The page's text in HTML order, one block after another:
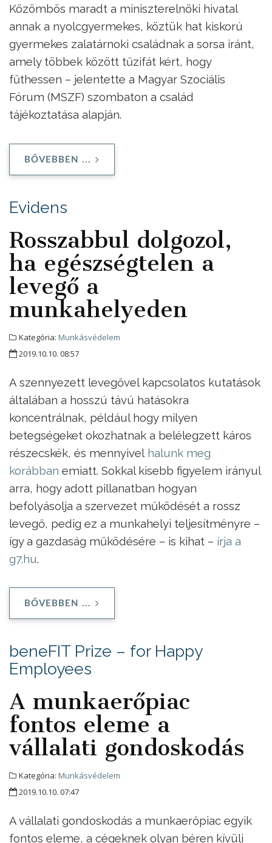
Közömbös maradt a miniszterelnöki hivatal
annak a nyolcgyermekes, köztük hat kiskorú
gyermekes zalatárnoki családnak a sorsa iránt,
amely többek között tűzifát kért, hogy
fűthessen – jelentette a Magyar Szociális
Fórum (MSZF) szombaton a család
tájékoztatása alapján.
BŐVEBBEN ...
Evidens
Rosszabbul dolgozol,
ha egészségtelen a
levegő a
munkahelyeden
Kategória: Munkásvédelem
2019.10.10. 08:57
A szennyezett levegővel kapcsolatos kutatások
általában a hosszú távú hatásokra
koncentrálnak, például hogy milyen
betegségeket okozhatnak a belélegzett káros
részecskék, és mennyivel halunk meg
korábban emiatt. Sokkal kisebb figyelem irányul
arra, hogy adott pillanatban hogyan
befolyásolja a szervezet működését a rossz
levegő, pedig ez a munkahelyi teljesítményre –
így a gazdaság működésére – is kihat – írja a
g7.hu.
BŐVEBBEN ...
beneFIT Prize – for Happy
Employees
A munkaerőpiac
fontos eleme a
vállalati gondoskodás
Kategória: Munkásvédelem
2019.10.10. 07:47
A vállalati gondoskodás a munkaerőpiac egyik
fontos eleme, a cégeknek olyan béren kívüli